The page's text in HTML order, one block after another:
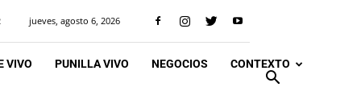
jueves, agosto 6, 2026
VIVO PUNILLA VIVO NEGOCIOS CONTEXTO